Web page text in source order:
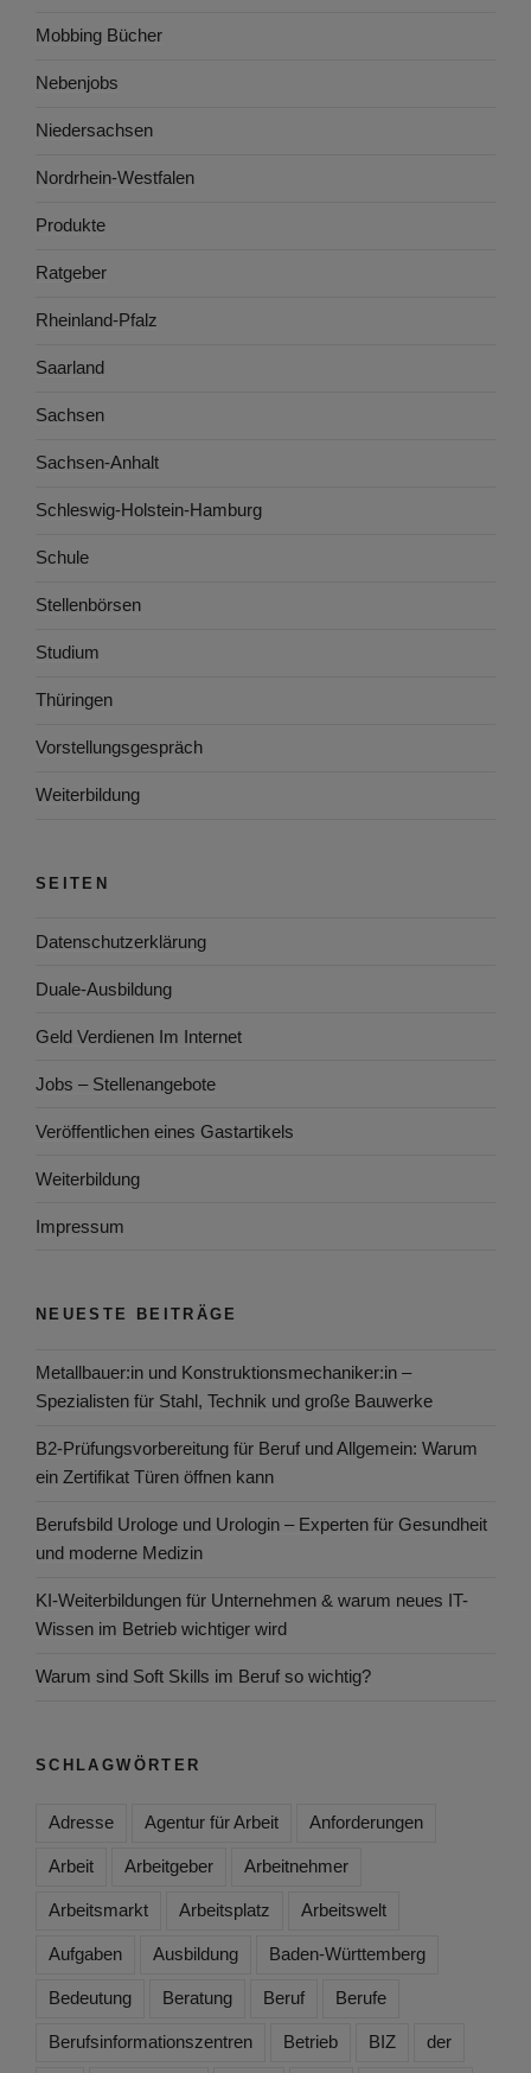
Mobbing Bücher
Nebenjobs
Niedersachsen
Nordrhein-Westfalen
Produkte
Ratgeber
Rheinland-Pfalz
Saarland
Sachsen
Sachsen-Anhalt
Schleswig-Holstein-Hamburg
Schule
Stellenbörsen
Studium
Thüringen
Vorstellungsgespräch
Weiterbildung
SEITEN
Datenschutzerklärung
Duale-Ausbildung
Geld Verdienen Im Internet
Jobs – Stellenangebote
Veröffentlichen eines Gastartikels
Weiterbildung
Impressum
NEUESTE BEITRÄGE
Metallbauer:in und Konstruktionsmechaniker:in –
Spezialisten für Stahl, Technik und große Bauwerke
B2-Prüfungsvorbereitung für Beruf und Allgemein: Warum
ein Zertifikat Türen öffnen kann
Berufsbild Urologe und Urologin – Experten für Gesundheit
und moderne Medizin
KI-Weiterbildungen für Unternehmen & warum neues IT-
Wissen im Betrieb wichtiger wird
Warum sind Soft Skills im Beruf so wichtig?
SCHLAGWÖRTER
Adresse Agentur für Arbeit Anforderungen
Arbeit Arbeitgeber Arbeitnehmer
Arbeitsmarkt Arbeitsplatz Arbeitswelt
Aufgaben Ausbildung Baden-Württemberg
Bedeutung Beratung Beruf Berufe
Berufsinformationszentren Betrieb BIZ der